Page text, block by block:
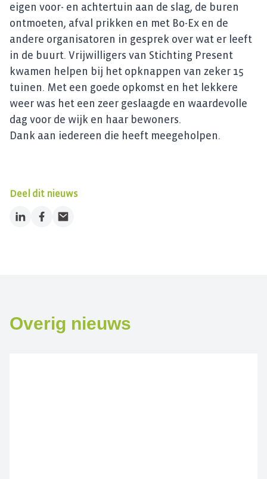
eigen voor- en achtertuin aan de slag, de buren
ontmoeten, afval prikken en met Bo-Ex en de
andere organisatoren in gesprek over wat er leeft
in de buurt. Vrijwilligers van Stichting Present
kwamen helpen bij het opknappen van zeker 15
tuinen. Met een goede opkomst en het lekkere
weer was het een zeer geslaagde en waardevolle
dag voor de wijk en haar bewoners.
Dank aan iedereen die heeft meegeholpen.
Deel dit nieuws
LinkedInFacebook
Email
Overig nieuws